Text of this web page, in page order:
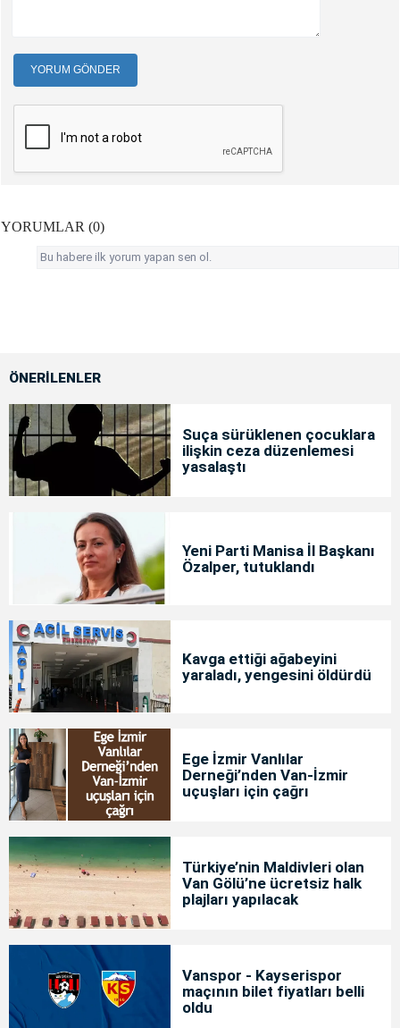
YORUM GÖNDER
YORUMLAR (0)
Bu habere ilk yorum yapan sen ol.
ÖNERİLENLER
Suça sürüklenen çocuklara
ilişkin ceza düzenlemesi
yasalaştı
Yeni Parti Manisa İl Başkanı
Özalper, tutuklandı
Kavga ettiği ağabeyini
yaraladı, yengesini öldürdü
Ege İzmir Vanlılar
Derneği’nden Van-İzmir
uçuşları için çağrı
Türkiye’nin Maldivleri olan
Van Gölü’ne ücretsiz halk
plajları yapılacak
Vanspor - Kayserispor
maçının bilet fiyatları belli
oldu